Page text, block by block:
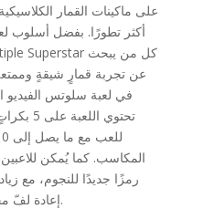
على ماكينات القمار
أكثر تطورًا. بفضل أسلوب
عن تجربة قمارٍ شيقةٍ
في لعبة سلوتس الفيديو
المكاسب. كما يُمكن
رمزًا جديدًا للنجوم، مع
إعادة لفّ مجانية لمزيدٍ من الخيارات الفعّالة.